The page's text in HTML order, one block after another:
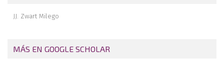
Fracturas de calcáneo
Intervención de Torner para el tratamiento del pie equino en el
JJ. Zwart Milego
MÁS EN GOOGLE SCHOLAR